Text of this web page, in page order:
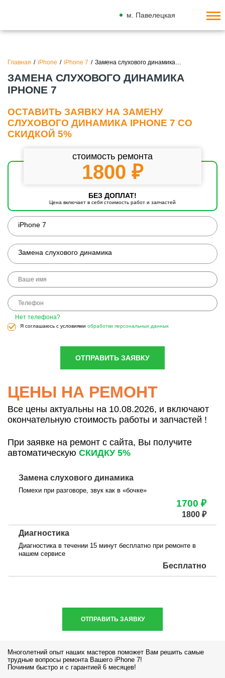
м. Павелецкая
Главная / iPhone / iPhone 7 / Замена слухового динамика…
ЗАМЕНА СЛУХОВОГО ДИНАМИКА
IPHONE 7
ОСТАВИТЬ ЗАЯВКУ НА ЗАМЕНУ
СЛУХОВОГО ДИНАМИКА IPHONE 7 СО
СКИДКОЙ 5%
iPhone 7
Замена слухового динамика
Нет телефона?
Я соглашаюсь с условиями обработки персональных данных
ОТПРАВИТЬ ЗАЯВКУ
стоимость ремонта
1800 ₽
БЕЗ ДОПЛАТ!
Цена включает в себя стоимость работ и запчастей
ЦЕНЫ НА РЕМОНТ
Все цены актуальны на 10.08.2026, и включают
окончательную стоимость работы и запчастей !
При заявке на ремонт с сайта, Вы получите
автоматическую СКИДКУ 5%
Замена слухового динамика
Помехи при разговоре, звук как в «бочке»
1700 ₽
1800 ₽
Диагностика
Диагностика в течении 15 минут бесплатно при ремонте в
нашем сервисе
Бесплатно
ОТПРАВИТЬ ЗАЯВКУ
Многолетний опыт наших мастеров поможет Вам решить самые
трудные вопросы ремонта Вашего iPhone 7!
Починим быстро и с гарантией 6 месяцев!